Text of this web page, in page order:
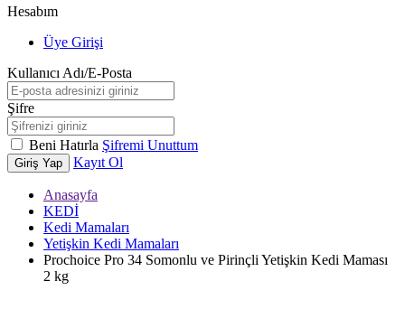
Hesabım
Üye Girişi
Kullanıcı Adı/E-Posta
Şifre
Beni Hatırla Şifremi Unuttum
Giriş Yap Kayıt Ol
Anasayfa
KEDİ
Kedi Mamaları
Yetişkin Kedi Mamaları
Prochoice Pro 34 Somonlu ve Pirinçli Yetişkin Kedi Maması
2 kg